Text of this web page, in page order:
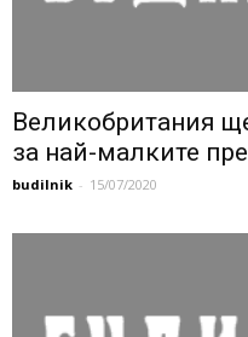
Великобритания
за най-малките
budilnik - 15/07/2020